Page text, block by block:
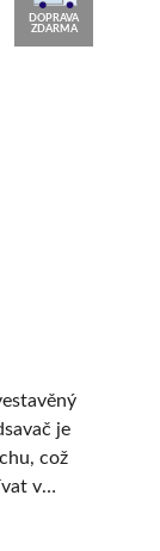
DOPRAVA
ZDARMA
je
což
v